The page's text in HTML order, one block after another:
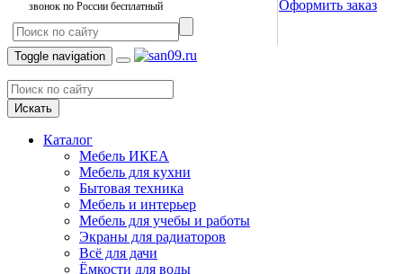
звонок по России бесплатный
Оформить заказ
Toggle navigation
Искать
Каталог
Мебель ИКЕА
Мебель для кухни
Бытовая техника
Мебель и интерьер
Мебель для учебы и работы
Экраны для радиаторов
Всё для дачи
Ёмкости для воды